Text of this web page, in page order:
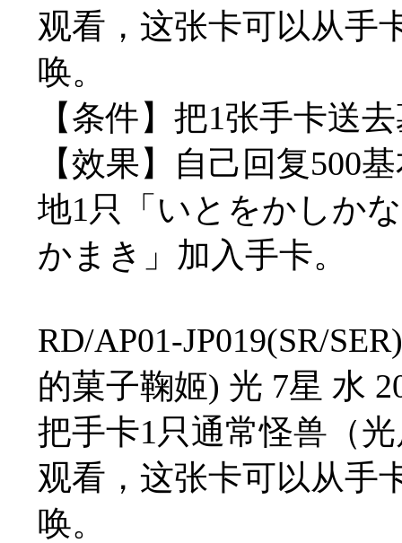
观看，这张卡可以从手
唤。
【条件】把1张手卡送
【效果】自己回复500
地1只「いとをかしか
かまき」加入手卡。
RD/AP01-JP019(SR/
的菓子鞠姬) 光 7星 水
把手卡1只通常怪兽（
观看，这张卡可以从手
唤。